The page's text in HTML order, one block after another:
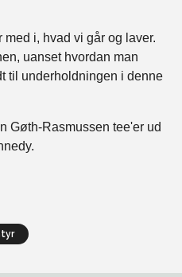
i, hvad vi går og laver.
uanset hvordan man
til underholdningen i denne
Gøth-Rasmussen tee'er ud